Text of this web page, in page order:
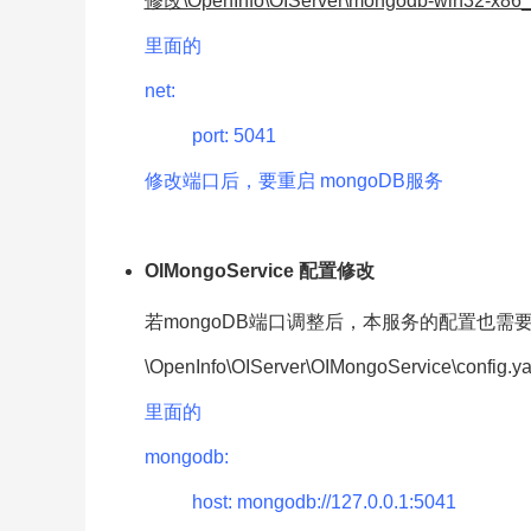
里面的
net:
port: 5041
修改端口后，要重启 mongoDB服务
OIMongoService 配置修改
若mongoDB端口调整后，本服务的配置也需
里面的
mongodb:
host: mongodb://127.0.0.1:5041